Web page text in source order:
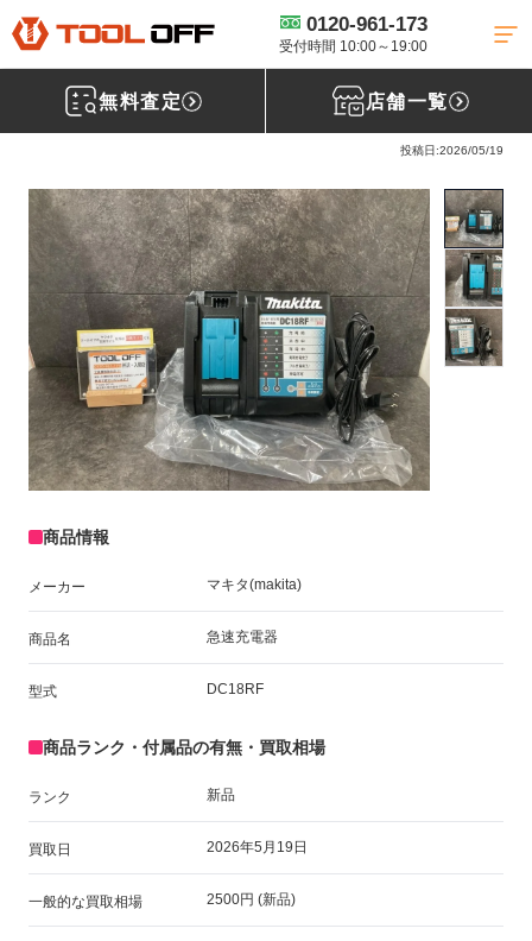
0120-961-173
受付時間 10:00～19:00
無料査定 店舗一覧
工具買取TOP 電動工具買取
【買取実績】makita マキタ 急速充電器
DC18RF［埼玉県入間市］ 入間店
マキタ(makita) 急速充電器 DC18RF
投稿日:2026/05/19
商品情報
メーカー マキタ(makita)
商品名 急速充電器
型式 DC18RF
商品ランク・付属品の有無・買取相場
ランク 新品
買取日 2026年5月19日
一般的な買取相場 2500円 (新品)